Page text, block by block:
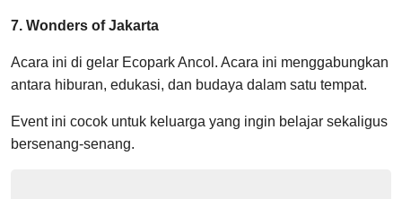
7. Wonders of Jakarta
Acara ini di gelar Ecopark Ancol. Acara ini menggabungkan
antara hiburan, edukasi, dan budaya dalam satu tempat.
Event ini cocok untuk keluarga yang ingin belajar sekaligus
bersenang-senang.